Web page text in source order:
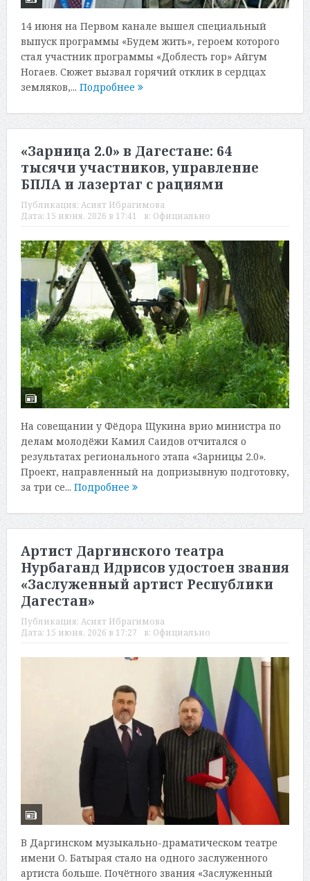
14 июня на Первом канале вышел специальный
выпуск программы «Будем жить», героем которого
стал участник программы «Доблесть гор» Айгум
Ногаев. Сюжет вызвал горячий отклик в сердцах
земляков,... Подробнее
«Зарница 2.0» в Дагестане: 64
тысячи участников, управление
БПЛА и лазертаг с рациями
Публикация: Асият Ибрагимова
Дата: 15 июня, 2026 в 17:41 в: Официально
На совещании у Фёдора Щукина врио министра по
делам молодёжи Камил Саидов отчитался о
результатах регионального этапа «Зарницы 2.0».
Проект, направленный на допризывную подготовку,
за три се... Подробнее
Артист Даргинского театра
Нурбаганд Идрисов удостоен звания
«Заслуженный артист Республики
Дагестан»
Публикация: Асият Ибрагимова
Дата: 15 июня, 2026 в 17:27 в: Официально
В Даргинском музыкально-драматическом театре
имени О. Батырая стало на одного заслуженного
артиста больше. Почётного звания «Заслуженный